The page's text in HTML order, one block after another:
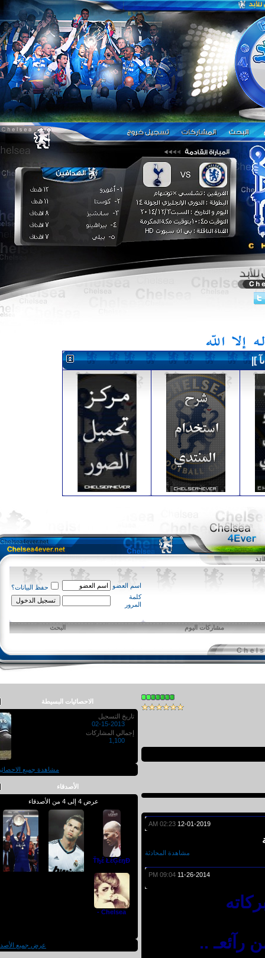
اسم العضو
حفظ البيانات؟
كلمة
المرور
مشاركات اليوم البحث
12-01-2019
02:23 AM
مشاهدة المحادثة
11-26-2014
09:04 PM
..
الاحصائيات البسيطة
تاريخ التسجيل
02-15-2013
إجمالي المشاركات
1,100
مشاهدة جميع الاحصائيات
الأصدقاء
عرض 4 إلى 4 من الأصدقاء
Ťђέ ŁέĢέŋĐ
Chelsea -
عرض جميع الأصدقاء